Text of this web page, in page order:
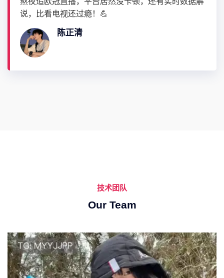
说，比看电视还过瘾！💪
陈正清
技术团队
Our Team